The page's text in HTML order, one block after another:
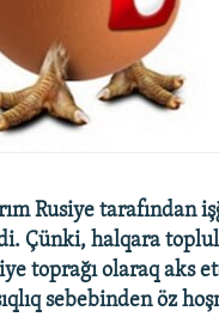
Rusiye
Çünki, halqara
toprağı olaraq aks
sebebinden öz